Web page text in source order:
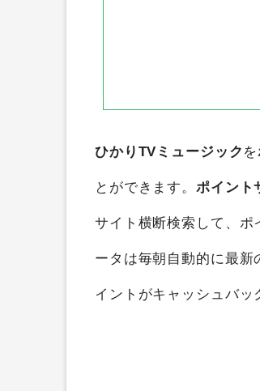
ひかりTVミュージックを
とができます。ポイント
サイト横断検索して、